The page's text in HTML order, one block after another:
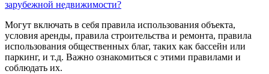
зарубежной недвижимости?
Могут включать в себя правила использования объекта,
условия аренды, правила строительства и ремонта, правила
использования общественных благ, таких как бассейн или
паркинг, и т.д. Важно ознакомиться с этими правилами и
соблюдать их.